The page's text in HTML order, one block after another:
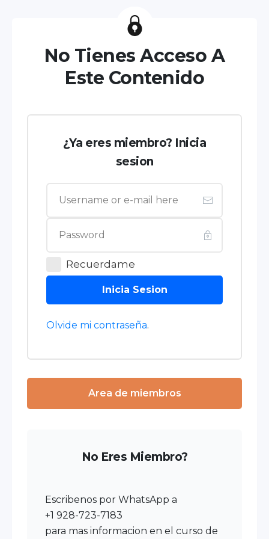
No Tienes Acceso A
Este Contenido
¿Ya eres miembro? Inicia
sesion
Recuerdame
Inicia Sesion
Olvide mi contraseña.
Area de miembros
No Eres Miembro?
Escribenos por WhatsApp a
+1 928-723-7183
para mas informacion en el curso de